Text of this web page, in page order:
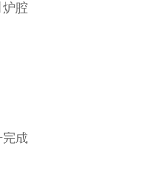
炉腔
完成